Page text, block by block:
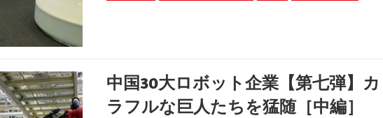
中国30大ロボット企業【第七弾】カ
ラフルな巨人たちを猛随［中編］